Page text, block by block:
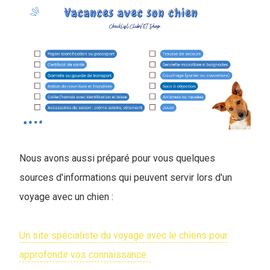
Nous avons aussi préparé pour vous quelques
sources d'informations qui peuvent servir lors d'un
voyage avec un chien :
Un site spécialiste du voyage avec le chiens pour
approfondir vos connaissance.